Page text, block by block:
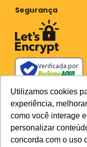
Utilizamos cookies
experiência,
como você interage
personalizar
concorda com o uso
Segurança
Verificada por
Todos os preços e
no site e não se
previstos no site
de comunicação e sites
condições no site, o valor
Plataforma